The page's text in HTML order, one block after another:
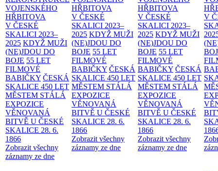
VOJENSKÉHO
HŘBITOVA
V ČESKÉ
SKALICI 2023–
2025 KDYŽ MUŽI
(NE)JDOU DO
BOJE 55 LET
FILMOVÉ
BABIČKY ČESKÁ
SKALICE 450 LET
MĚSTEM STÁLÁ
EXPOZICE
VĚNOVANÁ
BITVĚ U ČESKÉ
SKALICE 28. 6.
1866
Zobrazit všechny
záznamy ze dne
HŘBITOVA
V ČESKÉ
SKALICI 2023–
2025 KDYŽ MUŽI
(NE)JDOU DO
BOJE 55 LET
FILMOVÉ
BABIČKY ČESKÁ
SKALICE 450 LET
MĚSTEM STÁLÁ
EXPOZICE
VĚNOVANÁ
BITVĚ U ČESKÉ
SKALICE 28. 6.
1866
Zobrazit všechny
záznamy ze dne
HŘBITOVA
V ČESKÉ
SKALICI 2023–
2025 KDYŽ MUŽI
(NE)JDOU DO
BOJE 55 LET
FILMOVÉ
BABIČKY ČESKÁ
SKALICE 450 LET
MĚSTEM STÁLÁ
EXPOZICE
VĚNOVANÁ
BITVĚ U ČESKÉ
SKALICE 28. 6.
1866
Zobrazit všechny
záznamy ze dne
V